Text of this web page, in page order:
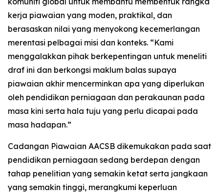
kerja piawaian yang moden, praktikal, dan
berasaskan nilai yang menyokong kecemerlangan
merentasi pelbagai misi dan konteks. “Kami
menggalakkan pihak berkepentingan untuk meneliti
draf ini dan berkongsi maklum balas supaya
piawaian akhir mencerminkan apa yang diperlukan
oleh pendidikan perniagaan dan perakaunan pada
masa kini serta hala tuju yang perlu dicapai pada
masa hadapan.”
Cadangan Piawaian AACSB dikemukakan pada saat
pendidikan perniagaan sedang berdepan dengan
tahap penelitian yang semakin ketat serta jangkaan
yang semakin tinggi, merangkumi keperluan